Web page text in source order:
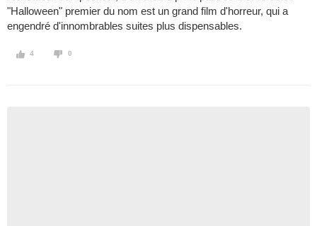
"Halloween" premier du nom est un grand film d'horreur, qui a
engendré d'innombrables suites plus dispensables.
4 0